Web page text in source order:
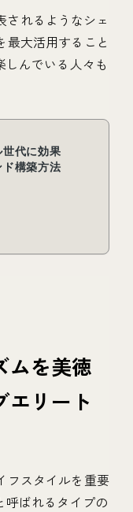
されるようなシェ
最大活用すること
しんでいる人々も
ムを美徳
エリート
フスタイルを重要
呼ばれるタイプの